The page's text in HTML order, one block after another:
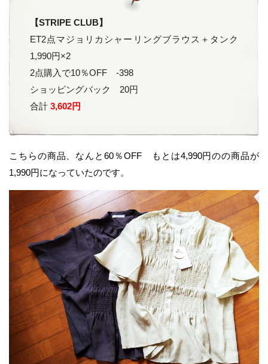
【STRIPE CLUB】
ET2点マジョリカシャーリングブラウス＋タンク
1,990円×2
2点購入で10％OFF -398
ショッピングバック 20円
合計 3,602円
こちらの商品、なんと60％OFF もとは4,990円のの商品が
1,990円になっていたのです。